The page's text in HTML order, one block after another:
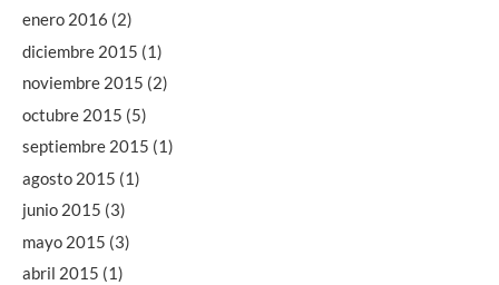
enero 2016 (2)
diciembre 2015 (1)
noviembre 2015 (2)
octubre 2015 (5)
septiembre 2015 (1)
agosto 2015 (1)
junio 2015 (3)
mayo 2015 (3)
abril 2015 (1)